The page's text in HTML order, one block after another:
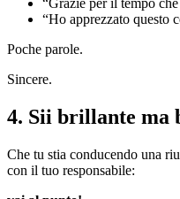
“Ho apprezzato questo
Poche parole.
Sincere.
4. Sii brillante ma
Che tu stia conducendo una
con il tuo responsabile: